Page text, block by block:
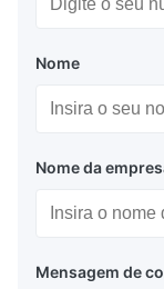
Nome
Nome da
Mensagem de